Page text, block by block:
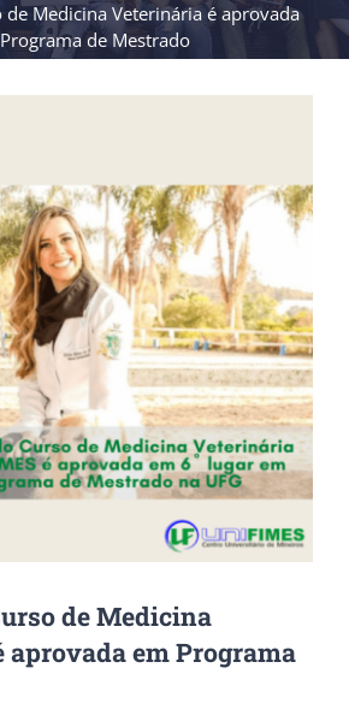
de Medicina Veterinária é aprovada
de Mestrado
de Medicina
em Programa